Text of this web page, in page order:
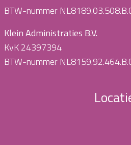
BTW-nummer
Klein Administraties B.V.
KvK 24397394
BTW-nummer